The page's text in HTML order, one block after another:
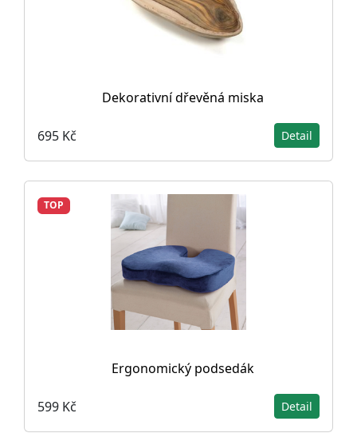
Dekorativní dřevěná miska
695 Kč Detail
TOP
Ergonomický podsedák
599 Kč Detail